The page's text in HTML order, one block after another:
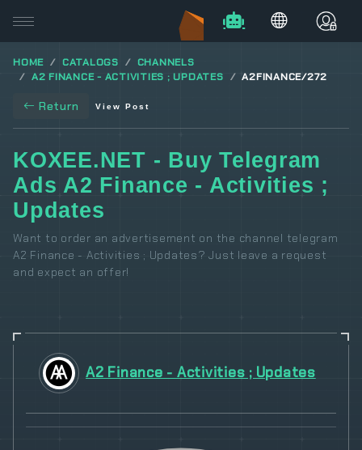
HOME CATALOGS
CHANNELS
A2 FINANCE - ACTIVITIES ; UPDATES
A2FINANCE/272
Return View Post
KOXEE.NET - Buy Telegram
Ads A2 Finance - Activities ;
Updates
Want to order an advertisement on the channel telegram
A2 Finance - Activities ; Updates? Just leave a request
and expect an offer!
A2 Finance - Activities ; Updates